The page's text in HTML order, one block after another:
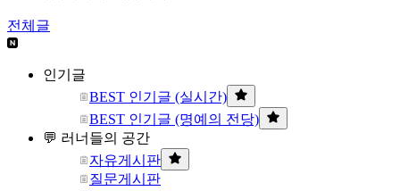
전체글
인기글
BEST 인기글 (실시간)
BEST 인기글 (명예의 전당)
💬 러너들의 공간
자유게시판
질문게시판